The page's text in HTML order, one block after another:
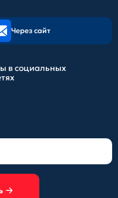
Через сайт
в социальных